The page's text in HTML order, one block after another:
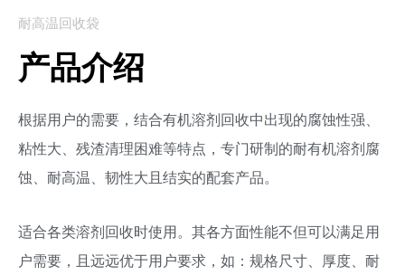
耐高温回收袋
产品介绍
根据用户的需要，结合有机溶剂回收中出现的腐蚀性强、
粘性大、残渣清理困难等特点，专门研制的耐有机溶剂腐
蚀、耐高温、韧性大且结实的配套产品。
适合各类溶剂回收时使用。其各方面性能不但可以满足用
户需要，且远远优于用户要求，如：规格尺寸、厚度、耐